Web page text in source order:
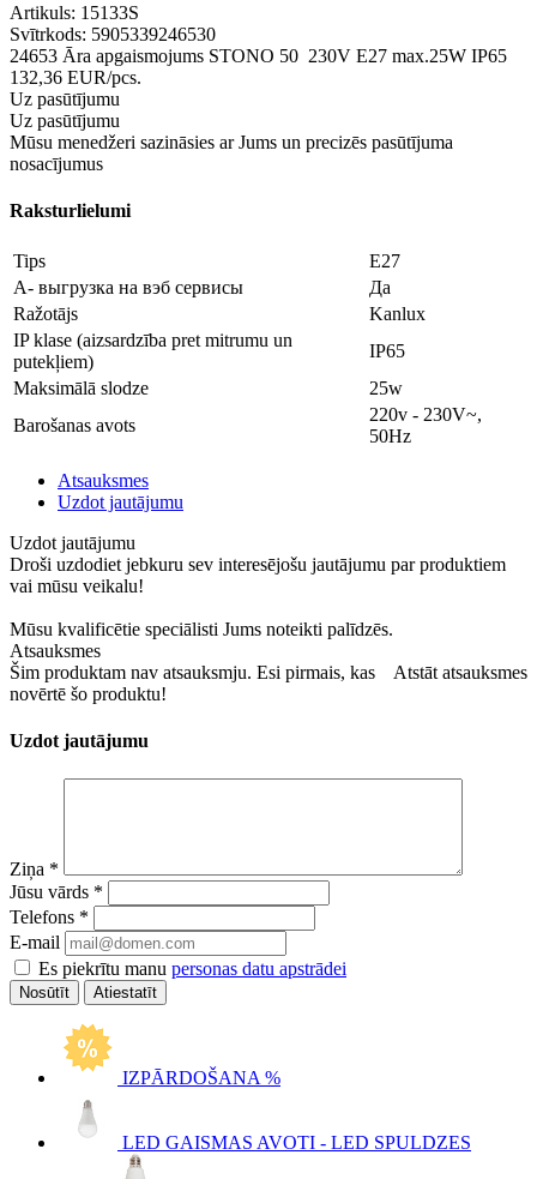
Artikuls: 15133S
Svītrkods: 5905339246530
24653 Āra apgaismojums STONO 50 230V E27 max.25W IP65
132,36 EUR/pcs.
Uz pasūtījumu
Uz pasūtījumu
Mūsu menedžeri sazināsies ar Jums un precizēs pasūtījuma
nosacījumus
Raksturlielumi
Tips
E27
A- выгрузка на вэб сервисы
Да
Ražotājs
Kanlux
IP klase (aizsardzība pret mitrumu un
putekļiem)
IP65
Maksimālā slodze
25w
Barošanas avots
220v - 230V~,
50Hz
Atsauksmes
Uzdot jautājumu
Uzdot jautājumu
Droši uzdodiet jebkuru sev interesējošu jautājumu par produktiem
vai mūsu veikalu!
Mūsu kvalificētie speciālisti Jums noteikti palīdzēs.
Atsauksmes
Atstāt atsauksmes
Šim produktam nav atsauksmju. Esi pirmais, kas
novērtē šo produktu!
Uzdot jautājumu
Ziņa *
Jūsu vārds *
Telefons *
E-mail
Es piekrītu manu personas datu apstrādei
Atiestatīt
IZPĀRDOŠANA %
LED GAISMAS AVOTI - LED SPULDZES